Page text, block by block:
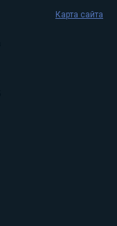
Карта сайта